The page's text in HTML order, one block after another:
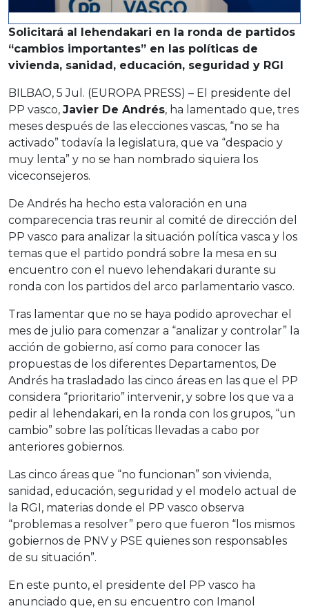
Solicitará al lehendakari en la ronda de partidos
“cambios importantes” en las políticas de
vivienda, sanidad, educación, seguridad y RGI
BILBAO, 5 Jul. (EUROPA PRESS) – El presidente del
PP vasco, Javier De Andrés, ha lamentado que, tres
meses después de las elecciones vascas, “no se ha
activado” todavía la legislatura, que va “despacio y
muy lenta” y no se han nombrado siquiera los
viceconsejeros.
De Andrés ha hecho esta valoración en una
comparecencia tras reunir al comité de dirección del
PP vasco para analizar la situación política vasca y los
temas que el partido pondrá sobre la mesa en su
encuentro con el nuevo lehendakari durante su
ronda con los partidos del arco parlamentario vasco.
Tras lamentar que no se haya podido aprovechar el
mes de julio para comenzar a “analizar y controlar” la
acción de gobierno, así como para conocer las
propuestas de los diferentes Departamentos, De
Andrés ha trasladado las cinco áreas en las que el PP
considera “prioritario” intervenir, y sobre los que va a
pedir al lehendakari, en la ronda con los grupos, “un
cambio” sobre las políticas llevadas a cabo por
anteriores gobiernos.
Las cinco áreas que “no funcionan” son vivienda,
sanidad, educación, seguridad y el modelo actual de
la RGI, materias donde el PP vasco observa
“problemas a resolver” pero que fueron “los mismos
gobiernos de PNV y PSE quienes son responsables
de su situación”.
En este punto, el presidente del PP vasco ha
anunciado que, en su encuentro con Imanol